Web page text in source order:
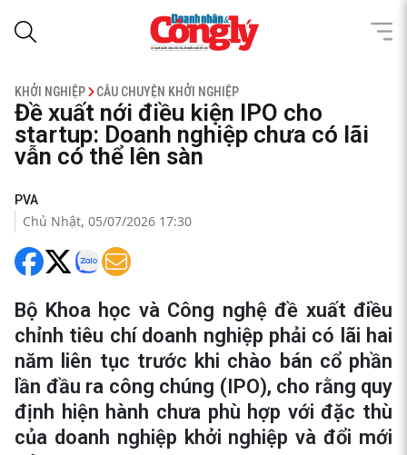
KHỞI NGHIỆP CÂU CHUYỆN KHỞI NGHIỆP
Đề xuất nới điều kiện IPO cho
startup: Doanh nghiệp chưa có lãi
vẫn có thể lên sàn
PVA
Chủ Nhật, 05/07/2026 17:30
Bộ Khoa học và Công nghệ đề xuất điều
chỉnh tiêu chí doanh nghiệp phải có lãi hai
năm liên tục trước khi chào bán cổ phần
lần đầu ra công chúng (IPO), cho rằng quy
định hiện hành chưa phù hợp với đặc thù
của doanh nghiệp khởi nghiệp và đổi mới